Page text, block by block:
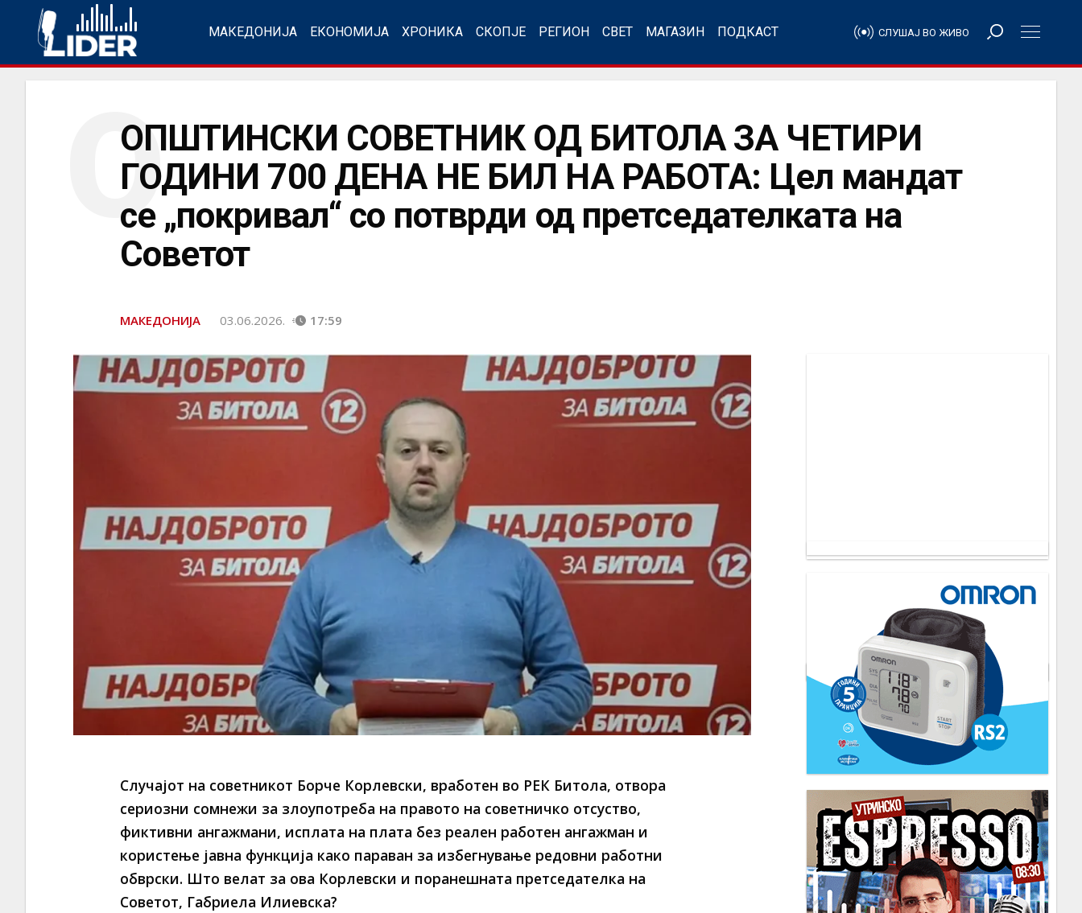
МАКЕДОНИЈА ЕКОНОМИЈА ХРОНИКА СКОПЈЕ РЕГИОН СВЕТ МАГАЗИН ПОДКАСТ СЛУШАЈ ВО ЖИВО
ОПШТИНСКИ СОВЕТНИК ОД БИТОЛА ЗА ЧЕТИРИ
ГОДИНИ 700 ДЕНА НЕ БИЛ НА РАБОТА: Цел мандат
се „покривал“ со потврди од претседателката на
Советот
О
МАКЕДОНИЈА 03.06.2026. 17:59
Случајот на советникот Борче Корлевски, вработен во РЕК Битола, отвора
сериозни сомнежи за злоупотреба на правото на советничко отсуство,
фиктивни ангажмани, исплата на плата без реален работен ангажман и
користење јавна функција како параван за избегнување редовни работни
обврски. Што велат за ова Корлевски и поранешната претседателка на
Советот, Габриела Илиевска?